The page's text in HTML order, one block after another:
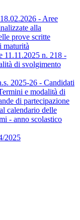
- Aree
alla
prove scritte
maturità
11.11.2025 n. 218 -
di svolgimento
2025-26 - Candidati
e modalità di
di partecipazione
calendario delle
- anno scolastico
2025